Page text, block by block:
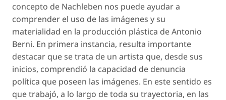
concepto de Nachleben nos puede ayudar a
comprender el uso de las imágenes y su
materialidad en la producción plástica de Antonio
Berni. En primera instancia, resulta importante
destacar que se trata de un artista que, desde sus
inicios, comprendió la capacidad de denuncia
política que poseen las imágenes. En este sentido es
que trabajó, a lo largo de toda su trayectoria, en las